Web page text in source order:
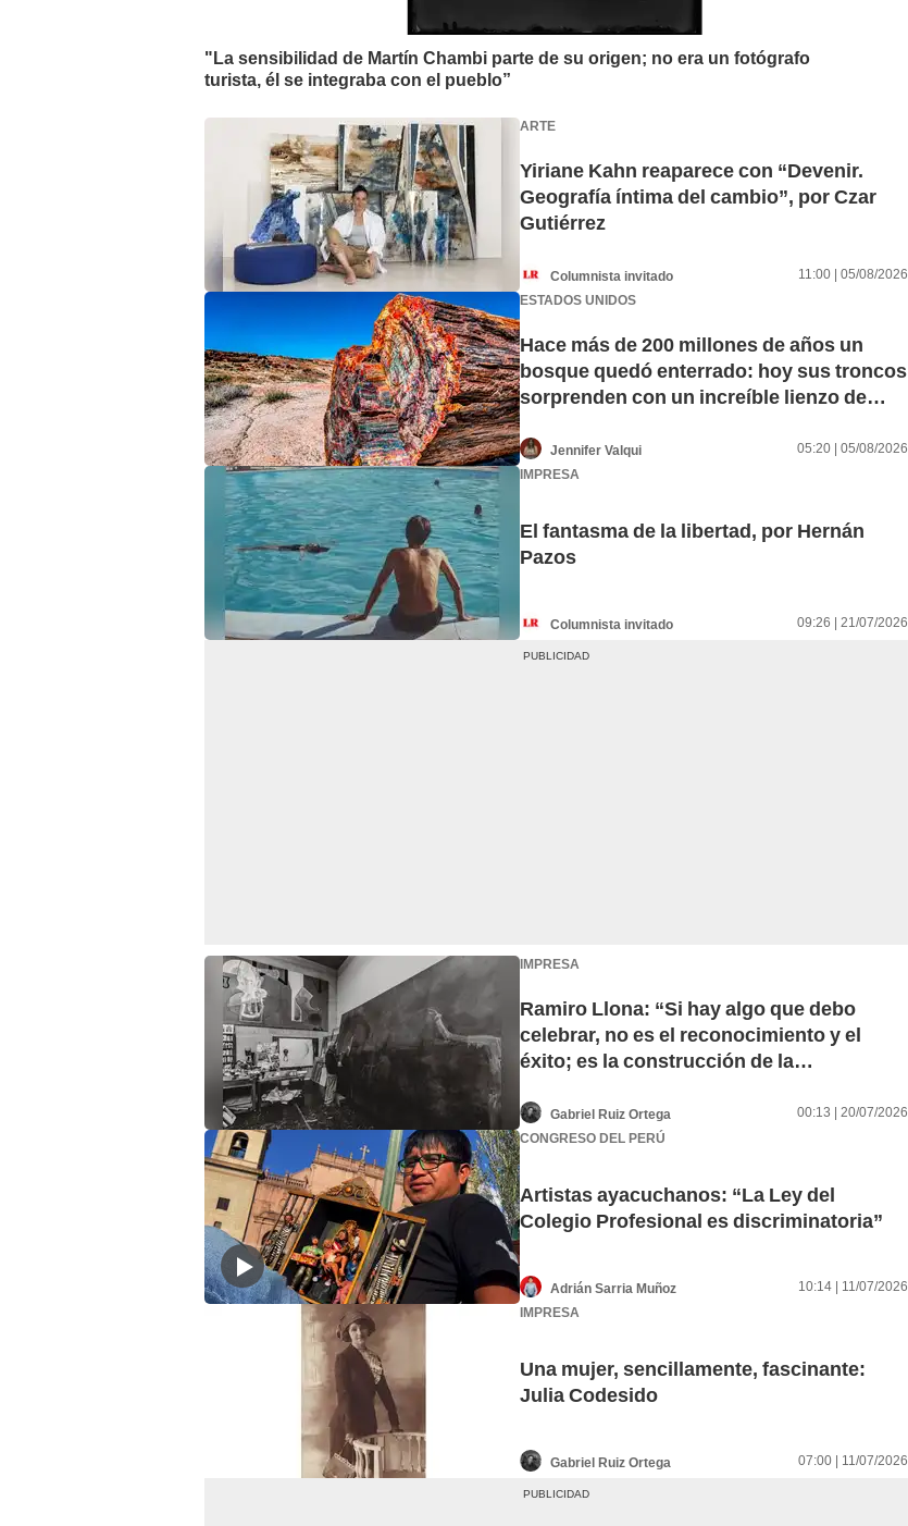
"La sensibilidad de Martín Chambi parte de su origen; no era un fotógrafo
turista, él se integraba con el pueblo”
ARTE
Yiriane Kahn reaparece con “Devenir.
Geografía íntima del cambio”, por Czar
Gutiérrez
Columnista invitado
11:00 | 05/08/2026
ESTADOS UNIDOS
Hace más de 200 millones de años un
bosque quedó enterrado: hoy sus troncos
sorprenden con un increíble lienzo de
Jennifer Valqui
05:20 | 05/08/2026
IMPRESA
El fantasma de la libertad, por Hernán
Pazos
Columnista invitado 09:26 | 21/07/2026
IMPRESA
Ramiro Llona: “Si hay algo que debo
celebrar, no es el reconocimiento y el
éxito; es la construcción de la
Gabriel Ruiz Ortega
00:13 | 20/07/2026
CONGRESO DEL PERÚ
Artistas ayacuchanos: “La Ley del
Colegio Profesional es discriminatoria”
Adrián Sarria Muñoz
10:14 | 11/07/2026
IMPRESA
Una mujer, sencillamente, fascinante:
Julia Codesido
Gabriel Ruiz Ortega 07:00 | 11/07/2026